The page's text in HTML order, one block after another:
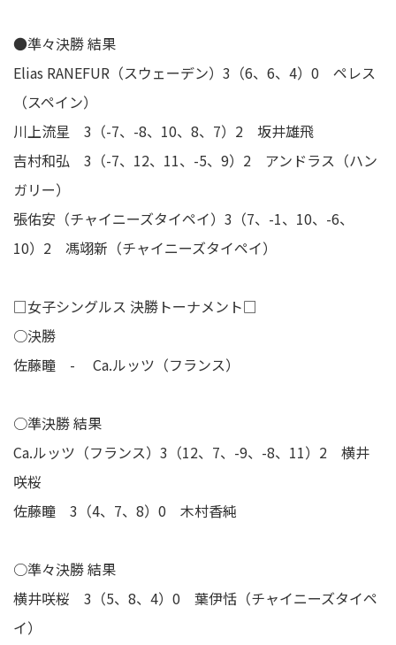
●準々決勝 結果
Elias RANEFUR（スウェーデン）3（6、6、4）0 ペレス
（スペイン）
川上流星 3（-7、-8、10、8、7）2 坂井雄飛
吉村和弘 3（-7、12、11、-5、9）2 アンドラス（ハン
ガリー）
張佑安（チャイニーズタイペイ）3（7、-1、10、-6、
10）2 馮翊新（チャイニーズタイペイ）
□女子シングルス 決勝トーナメント□
○決勝
佐藤瞳 - Ca.ルッツ（フランス）
○準決勝 結果
Ca.ルッツ（フランス）3（12、7、-9、-8、11）2 横井
咲桜
佐藤瞳 3（4、7、8）0 木村香純
○準々決勝 結果
横井咲桜 3（5、8、4）0 葉伊恬（チャイニーズタイペ
イ）